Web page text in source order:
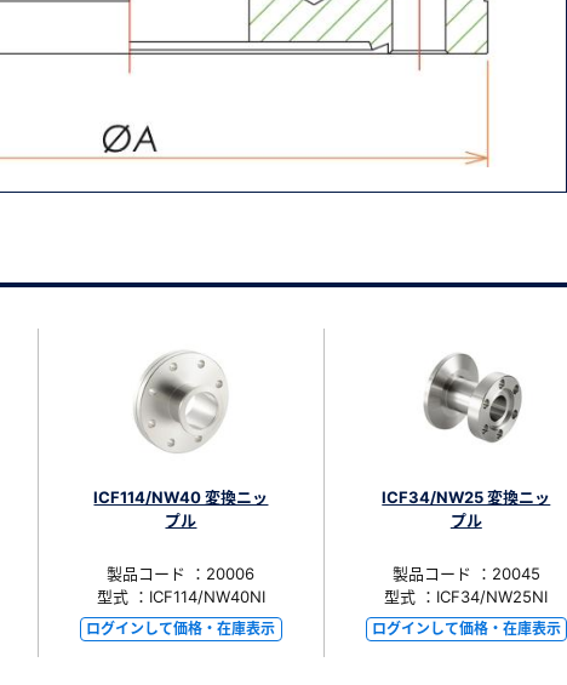
ICF114/NW40 変換ニッ
プル
製品コード ：20006
型式 ：ICF114/NW40NI
ログインして価格・在庫表示
ICF34/NW25 変換ニッ
プル
製品コード ：20045
型式 ：ICF34/NW25NI
ログインして価格・在庫表示